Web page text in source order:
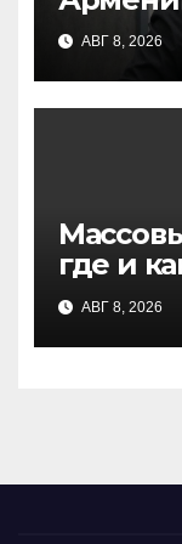
АВГ 8, 2026
где и
АВГ 8, 2026